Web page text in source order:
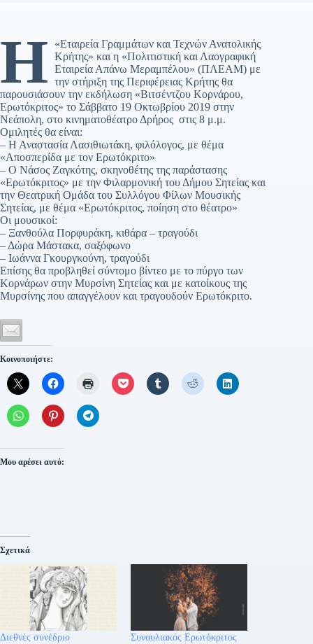
Η
«Εταιρεία Γραμμάτων και Τεχνών Ανατολικής
Κρήτης» και η «Πολιτιστική και Λαογραφική
Εταιρεία Απάνω Μεραμπέλου» (ΠΛΕΑΜ) με
την στήριξη της Περιφέρειας Κρήτης θα
παρουσιάσουν την εκδήλωση «Βιτσέντζου Κορνάρου,
Ερωτόκριτος» το Σάββατο 19 Οκτωβρίου 2019 στην
Νεάπολη, στο κινηματοθέατρο Δρήρος στις 8 μ.μ.
Ομιλητές θα είναι:
– Η Αναστασία Λασιθιωτάκη, φιλόλογος, με θέμα
«Αποσπερίδα με τον Ερωτόκριτο»
– Ο Νάσος Ζαγκότης, σκηνοθέτης της παράστασης
«Ερωτόκριτος» με την Φιλαρμονική του Δήμου Σητείας και
την Θεατρική Ομάδα του Συλλόγου Φίλων Μουσικής
Σητείας, με θέμα «Ερωτόκριτος, ποίηση στο θέατρο»
Οι μουσικοί:
– Ξανθούλα Πορφυράκη, κιθάρα – τραγούδι
– Δώρα Μάστακα, σαξόφωνο
– Ιωάννα Γκουργκούνη, τραγούδι
Επίσης θα προβληθεί σύντομο βίντεο με το πύργο των
Κορνάρων στην Μυρσίνη Σητείας και με κατοίκους της
Μυρσίνης που απαγγέλουν και τραγουδούν Ερωτόκριτο.
Κοινοποιήστε:
Μου αρέσει αυτό:
Σχετικά
Διεθνές συνέδριο
Συναυλιακός Ερωτόκριτος